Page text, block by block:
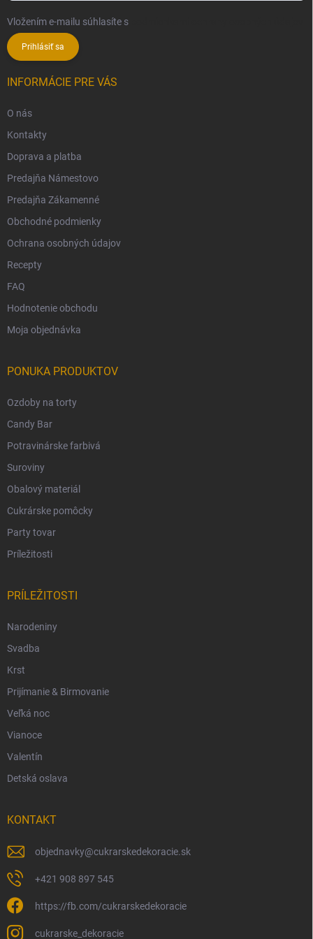
Vložením e-mailu súhlasíte s
Prihlásiť sa
INFORMÁCIE PRE VÁS
O nás
Kontakty
Doprava a platba
Predajňa Námestovo
Predajňa Zákamenné
Obchodné podmienky
Ochrana osobných údajov
Recepty
FAQ
Hodnotenie obchodu
Moja objednávka
PONUKA PRODUKTOV
Ozdoby na torty
Candy Bar
Potravinárske farbivá
Suroviny
Obalový materiál
Cukrárske pomôcky
Party tovar
Príležitosti
PRÍLEŽITOSTI
Narodeniny
Svadba
Krst
Prijímanie & Birmovanie
Veľká noc
Vianoce
Valentín
Detská oslava
KONTAKT
objednavky@cukrarskedekoracie.sk
+421 908 897 545
https://fb.com/cukrarskedekoracie
cukrarske_dekoracie